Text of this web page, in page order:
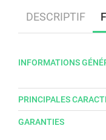
DESCRIPTIF
INFORMATIONS
PRINCIPALES
GARANTIES